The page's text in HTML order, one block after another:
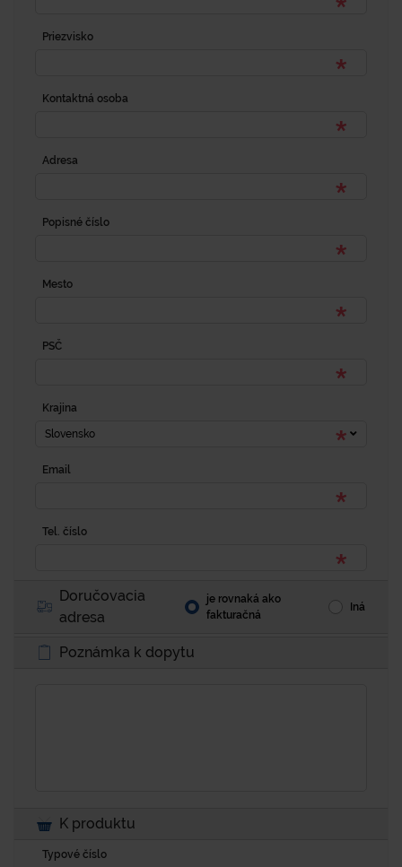
Priezvisko
Kontaktná osoba
Adresa
Popisné číslo
Mesto
PSČ
Krajina
Slovensko
Email
Tel. číslo
Doručovacia
adresa
je rovnaká ako
fakturačná
Iná
Poznámka k dopytu
K produktu
Typové číslo